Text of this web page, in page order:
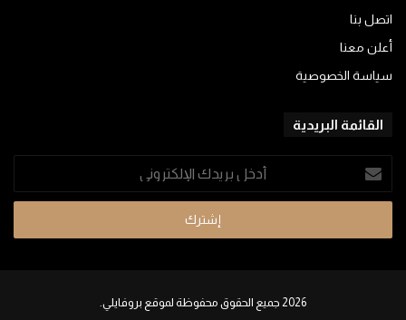
اتصل بنا
أعلن معنا
سياسة الخصوصية
القائمة البريدية
أدخل
بريدك
الإلكتروني
2026 جميع الحقوق محفوظة لموقع بروفايلي.